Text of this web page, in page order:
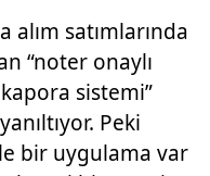
satımlarında
“noter onaylı
sistemi”
Peki
bir uygulama var